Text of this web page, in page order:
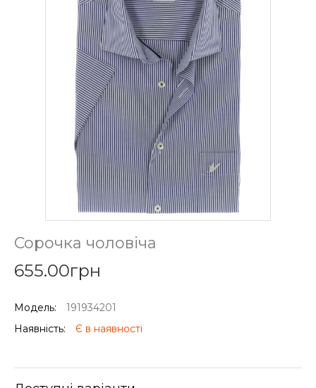
Сорочка чоловіча
655.00грн
Модель:
191934201
Наявність:
Є в наявності